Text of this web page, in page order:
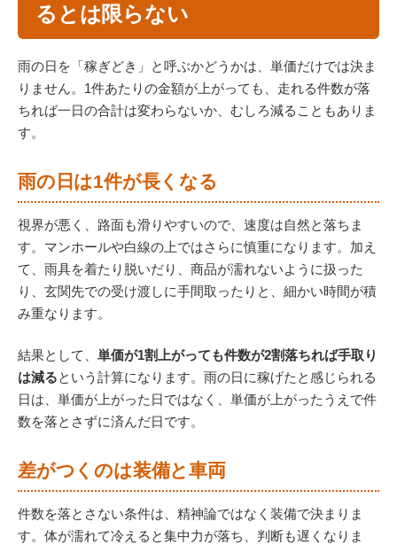
るとは限らない
雨の日を「稼ぎどき」と呼ぶかどうかは、単価だけでは決ま
りません。1件あたりの金額が上がっても、走れる件数が落
ちれば一日の合計は変わらないか、むしろ減ることもありま
す。
雨の日は1件が長くなる
視界が悪く、路面も滑りやすいので、速度は自然と落ちま
す。マンホールや白線の上ではさらに慎重になります。加え
て、雨具を着たり脱いだり、商品が濡れないように扱った
り、玄関先での受け渡しに手間取ったりと、細かい時間が積
み重なります。
結果として、 単価が1割上がっても件数が2割落ちれば手取り
は減るという計算になります。雨の日に稼げたと感じられる
日は、単価が上がった日ではなく、単価が上がったうえで件
数を落とさずに済んだ日です。
差がつくのは装備と車両
件数を落とさない条件は、精神論ではなく装備で決まりま
す。体が濡れて冷えると集中力が落ち、判断も遅くなりま